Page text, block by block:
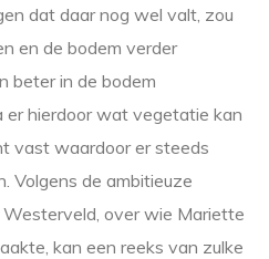
dat daar nog wel valt, zou
en de bodem verder
beter in de bodem
er hierdoor wat vegetatie kan
vast waardoor er steeds
Volgens de ambitieuze
over wie Mariette
kan een reeks van zulke